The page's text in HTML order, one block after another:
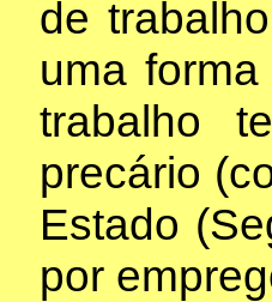
de
uma
trabalho
precário
Estado
por